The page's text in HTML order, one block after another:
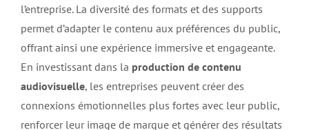
l’entreprise. La diversité des formats et des supports
permet d’adapter le contenu aux préférences du public,
offrant ainsi une expérience immersive et engageante.
En investissant dans la production de contenu
audiovisuelle, les entreprises peuvent créer des
connexions émotionnelles plus fortes avec leur public,
renforcer leur image de marque et générer des résultats